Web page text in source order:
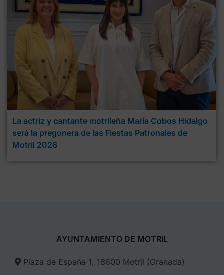
La actriz y cantante motrileña María Cobos Hidalgo
será la pregonera de las Fiestas Patronales de
Motril 2026
AYUNTAMIENTO DE MOTRIL
Plaza de España 1, 18600 Motril (Granada)​